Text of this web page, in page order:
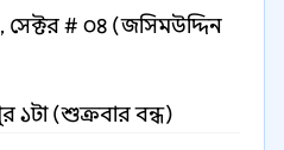
সেক্টর # ০৪ (জসিমউদ্দিন
১টা (শুক্রবার বন্ধ)